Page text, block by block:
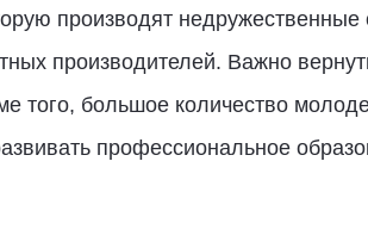
производят недружественные
производителей. Важно
того, большое количество
профессиональное